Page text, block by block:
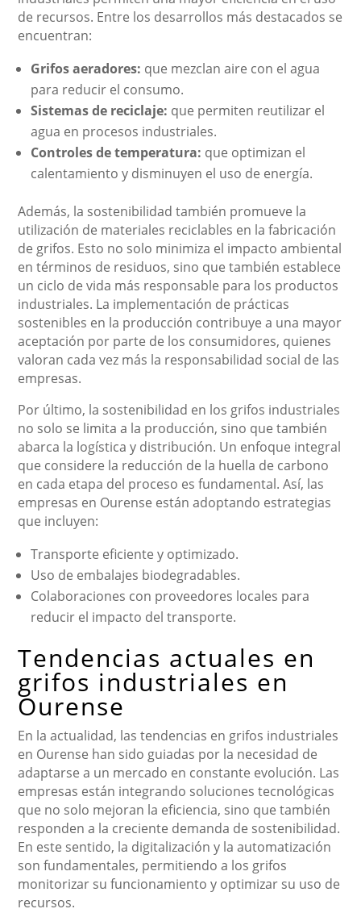
de recursos. Entre los desarrollos más destacados se
encuentran:
Grifos aeradores: que mezclan aire con el agua
para reducir el consumo.
Sistemas de reciclaje: que permiten reutilizar el
agua en procesos industriales.
Controles de temperatura: que optimizan el
calentamiento y disminuyen el uso de energía.
Además, la sostenibilidad también promueve la
utilización de materiales reciclables en la fabricación
de grifos. Esto no solo minimiza el impacto ambiental
en términos de residuos, sino que también establece
un ciclo de vida más responsable para los productos
industriales. La implementación de prácticas
sostenibles en la producción contribuye a una mayor
aceptación por parte de los consumidores, quienes
valoran cada vez más la responsabilidad social de las
empresas.
Por último, la sostenibilidad en los grifos industriales
no solo se limita a la producción, sino que también
abarca la logística y distribución. Un enfoque integral
que considere la reducción de la huella de carbono
en cada etapa del proceso es fundamental. Así, las
empresas en Ourense están adoptando estrategias
que incluyen:
Transporte eficiente y optimizado.
Uso de embalajes biodegradables.
Colaboraciones con proveedores locales para
reducir el impacto del transporte.
Tendencias actuales en
grifos industriales en
Ourense
En la actualidad, las tendencias en grifos industriales
en Ourense han sido guiadas por la necesidad de
adaptarse a un mercado en constante evolución. Las
empresas están integrando soluciones tecnológicas
que no solo mejoran la eficiencia, sino que también
responden a la creciente demanda de sostenibilidad.
En este sentido, la digitalización y la automatización
son fundamentales, permitiendo a los grifos
monitorizar su funcionamiento y optimizar su uso de
recursos.